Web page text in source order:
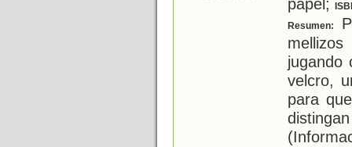
papel;
Resumen:
jugando
velcro,
para